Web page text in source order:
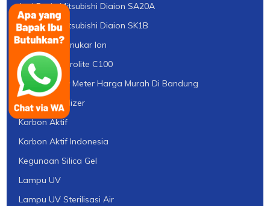
Jual Resin Mitsubishi Diaion SA20A
Jual Resin Mitsubishi Diaion SK1B
Jual Resin Penukar Ion
Jual Resin Purolite C100
Jual Turbidity Meter Harga Murah Di Bandung
Jual UV Sterilizer
Karbon Aktif
Karbon Aktif Indonesia
Kegunaan Silica Gel
Lampu UV
Lampu UV Sterilisasi Air